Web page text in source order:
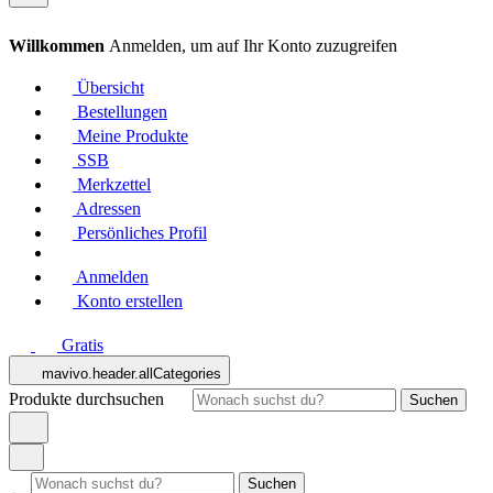
Willkommen Anmelden, um auf Ihr Konto zuzugreifen
Übersicht
Bestellungen
Meine Produkte
SSB
Merkzettel
Adressen
Persönliches Profil
Anmelden
Konto erstellen
Gratis
mavivo.header.allCategories
Produkte durchsuchen Suchen
Suchen